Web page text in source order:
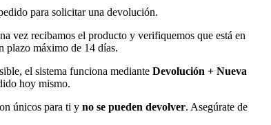
para solicitar una devolución.
vez recibamos el producto y verifiquemos que está en
plazo máximo de 14 días.
el sistema funciona mediante Devolución + Nueva
hoy mismo.
únicos para ti yno se pueden devolver. Asegúrate de